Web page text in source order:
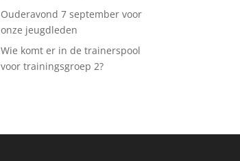
Ouderavond 7 september voor
onze jeugdleden
Wie komt er in de trainerspool
voor trainingsgroep 2?